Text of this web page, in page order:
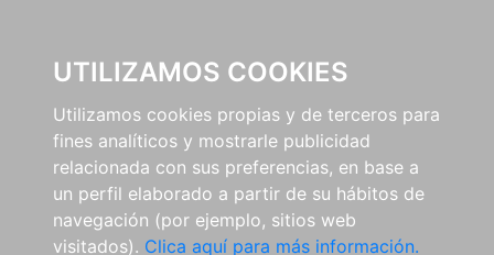
UTILIZAMOS COOKIES
Utilizamos cookies propias y de terceros para
fines analíticos y mostrarle publicidad
relacionada con sus preferencias, en base a
un perfil elaborado a partir de su hábitos de
navegación (por ejemplo, sitios web
visitados). Clica aquí para más información.